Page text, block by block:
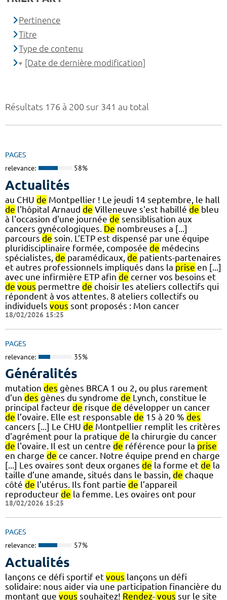
Résultats 176 à 200 sur 341 au total
PAGES
relevance: 58%
Actualités
au CHU de Montpellier ! Le jeudi 14 septembre, le hall
de l'hôpital Arnaud de Villeneuve s'est habillé de bleu
à l'occasion d'une journée de sensiblisation aux
cancers gynécologiques. De nombreuses a [...]
parcours de soin. L’ETP est dispensé par une équipe
pluridisciplinaire formée, composée de médecins
spécialistes, de paramédicaux, de patients-partenaires
et autres professionnels impliqués dans la prise en [...]
avec une infirmière ETP afin de cerner vos besoins et
de vous permettre de choisir les ateliers collectifs qui
répondent à vos attentes. 8 ateliers collectifs ou
individuels vous sont proposés : Mon cancer
18/02/2026 15:25
PAGES
relevance: 35%
Généralités
mutation des gènes BRCA 1 ou 2, ou plus rarement
d’un des gènes du syndrome de Lynch, constitue le
principal facteur de risque de développer un cancer
de l’ovaire. Elle est responsable de 15 à 20 % des
cancers [...] Le CHU de Montpellier remplit les critères
d'agrément pour la pratique de la chirurgie du cancer
de l'ovaire. Il est un centre de référence pour la prise
en charge de ce cancer. Notre équipe prend en charge
[...] Les ovaires sont deux organes de la forme et de la
taille d’une amande, situés dans le bassin, de chaque
côté de l’utérus. Ils font partie de l’appareil
reproducteur de la femme. Les ovaires ont pour
18/02/2026 15:25
PAGES
relevance: 57%
Actualités
lançons ce défi sportif et vous lançons un défi
solidaire: nous aider via une participation financière du
montant que vous souhaitez! Rendez- vous sur le site
Pertinence
Titre
Type de contenu
[Date de dernière modification]